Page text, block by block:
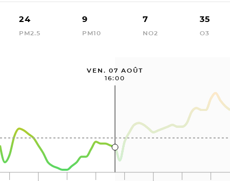
24
PM2.5
9
PM10
7
NO2
35
O3
VEN. 07 AOÛT
16:00